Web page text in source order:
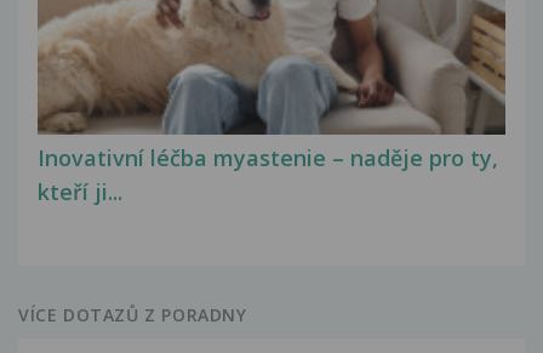
Inovativní léčba myastenie – naděje pro ty,
kteří ji...
VÍCE DOTAZŮ Z PORADNY